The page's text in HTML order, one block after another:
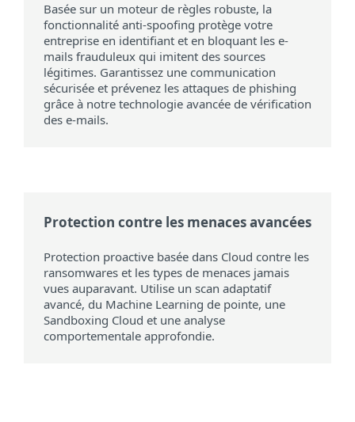
Basée sur un moteur de règles robuste, la
fonctionnalité anti-spoofing protège votre
entreprise en identifiant et en bloquant les e-
mails frauduleux qui imitent des sources
légitimes. Garantissez une communication
sécurisée et prévenez les attaques de phishing
grâce à notre technologie avancée de vérification
des e-mails.
Protection contre les menaces avancées
Protection proactive basée dans Cloud contre les
ransomwares et les types de menaces jamais
vues auparavant. Utilise un scan adaptatif
avancé, du Machine Learning de pointe, une
Sandboxing Cloud et une analyse
comportementale approfondie.